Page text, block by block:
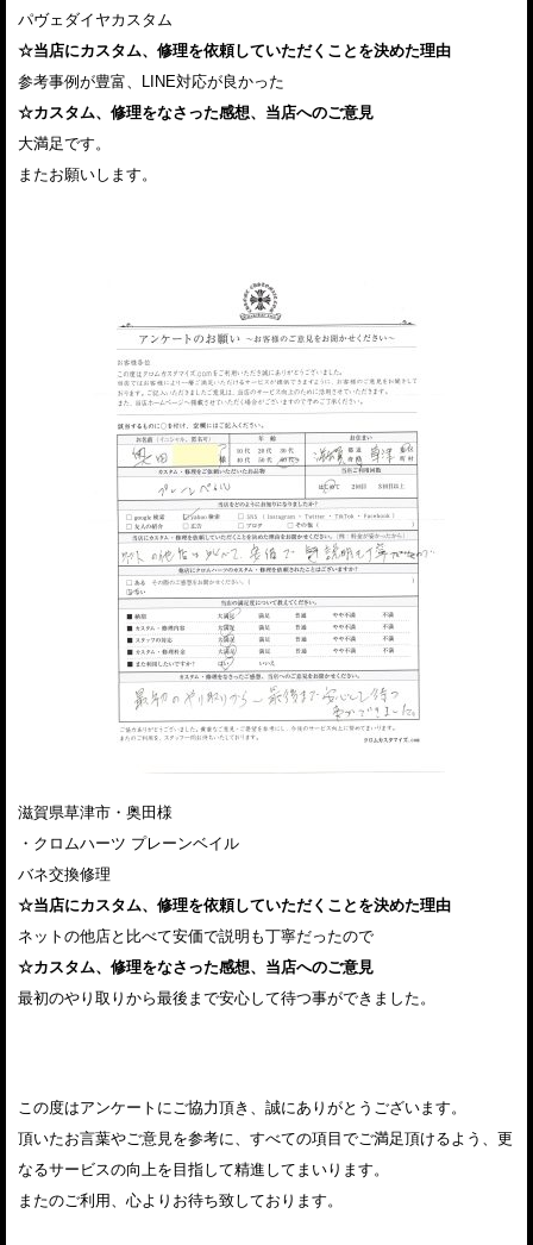
パヴェダイヤカスタム
☆当店にカスタム、修理を依頼していただくことを決めた理由
参考事例が豊富、LINE対応が良かった
☆カスタム、修理をなさった感想、当店へのご意見
大満足です。
またお願いします。
滋賀県草津市・奥田様
・クロムハーツ プレーンベイル
バネ交換修理
☆当店にカスタム、修理を依頼していただくことを決めた理由
ネットの他店と比べて安価で説明も丁寧だったので
☆カスタム、修理をなさった感想、当店へのご意見
最初のやり取りから最後まで安心して待つ事ができました。
この度はアンケートにご協力頂き、誠にありがとうございます。
頂いたお言葉やご意見を参考に、すべての項目でご満足頂けるよう、更
なるサービスの向上を目指して精進してまいります。
またのご利用、心よりお待ち致しております。